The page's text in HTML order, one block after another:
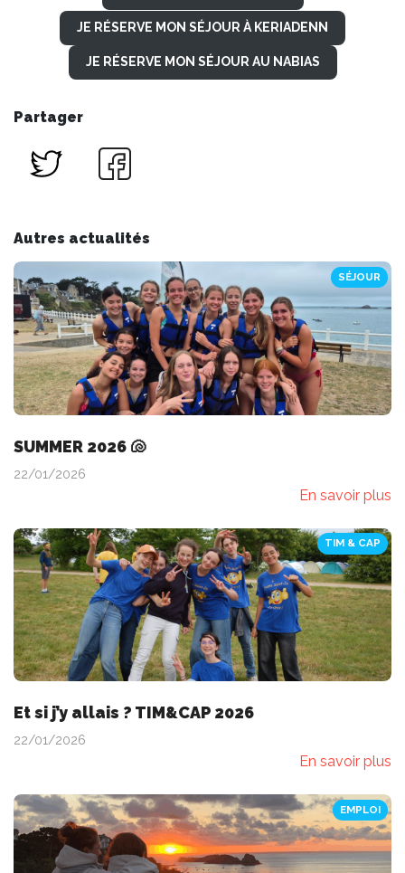
JE RÉSERVE MON SÉJOUR À KERIADENN
JE RÉSERVE MON SÉJOUR AU NABIAS
Partager
Autres actualités
SÉJOUR
SUMMER 2026 🐚
22/01/2026
En savoir plus
TIM & CAP
Et si j’y allais ? TIM&CAP 2026
22/01/2026
En savoir plus
EMPLOI